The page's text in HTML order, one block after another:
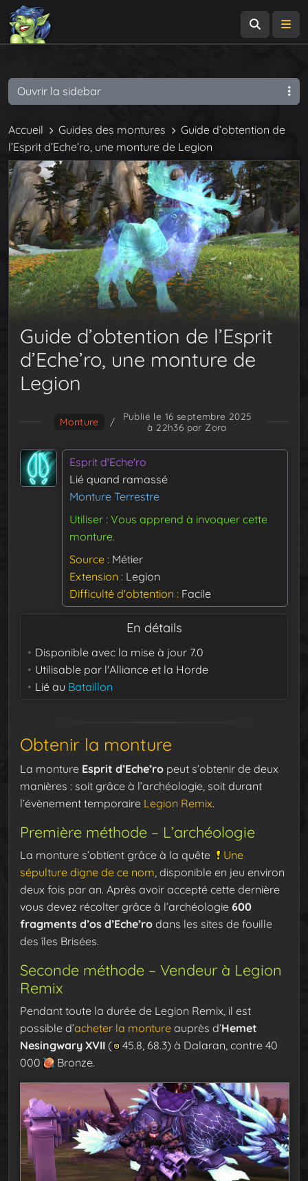
Accueil Guides des montures
Guide d’obtention de
l’Esprit d’Eche’ro, une monture de Legion
Guide d’obtention de l’Esprit
d’Eche’ro, une monture de
Legion
Monture /
Publié le 16 septembre 2025
à 22h36 par Zora
Esprit d'Eche'ro
Lié quand ramassé
Monture Terrestre
Utiliser : Vous apprend à invoquer cette
monture.
Source Métier
Extension
Legion
Difficulté d'obtention
Facile
En détails
Disponible avec la mise à jour 7.0
Utilisable par l'Alliance et la Horde
Lié au Bataillon
Obtenir la monture
La monture Esprit d’Eche’ro peut s’obtenir de deux
manières : soit grâce à l’archéologie, soit durant
l’évènement temporaire Legion Remix.
Première méthode – L’archéologie
La monture s’obtient grâce à la quête
Une
sépulture digne de ce nom , disponible en jeu environ
deux fois par an. Après avoir accepté cette dernière
vous devez récolter grâce à l’archéologie 600
fragments d’os d’Eche’ro dans les sites de fouille
des îles Brisées.
Seconde méthode – Vendeur à Legion
Remix
Pendant toute la durée de Legion Remix, il est
possible d’acheter la monture auprès d’Hemet
Nesingwary XVII (
45.8, 68.3) à Dalaran, contre 40
000
Bronze.
Ouvrir la sidebar